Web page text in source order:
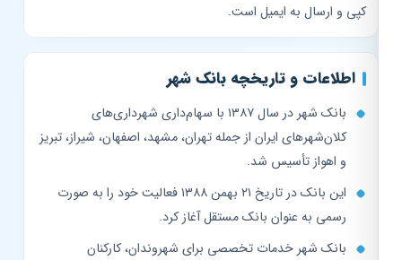
کپی و ارسال به ایمیل است.
اطلاعات و تاریخچه بانک شهر
بانک شهر در سال ۱۳۸۷ با سهام‌داری شهرداری‌های
کلان‌شهرهای ایران از جمله تهران، مشهد، اصفهان، شیراز، تبریز
و اهواز تأسیس شد.
این بانک در تاریخ ۲۱ بهمن ۱۳۸۸ فعالیت خود را به صورت
رسمی به عنوان بانک مستقل آغاز کرد.
بانک شهر خدمات تخصصی برای شهروندان، کارکنان